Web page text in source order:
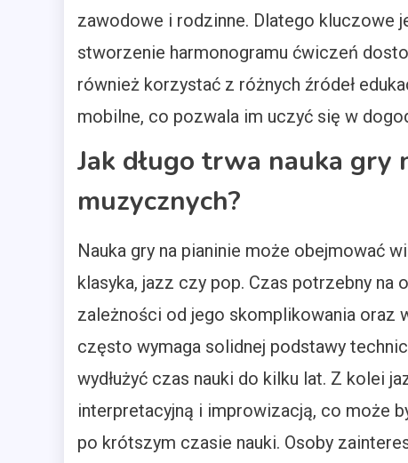
zawodowe i rodzinne. Dlatego kluczowe
stworzenie harmonogramu ćwiczeń
również korzystać z różnych źródeł
mobilne, co pozwala im uczyć się w
Jak długo trwa nauka
muzycznych?
Nauka gry na pianinie może obejmować
klasyka, jazz czy pop. Czas potrzebny
zależności od jego skomplikowania oraz
często wymaga solidnej podstawy
wydłużyć czas nauki do kilku lat. Z kolei
interpretacyjną i improwizacją, co może
po krótszym czasie nauki. Osoby